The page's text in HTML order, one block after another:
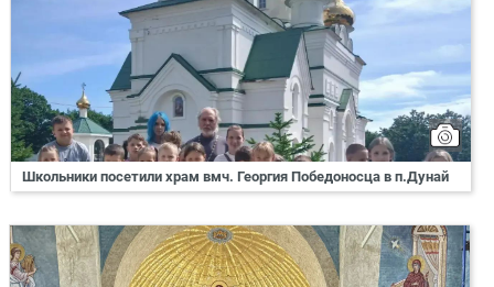
Школьники посетили храм вмч. Георгия Победоносца в п.Дунай